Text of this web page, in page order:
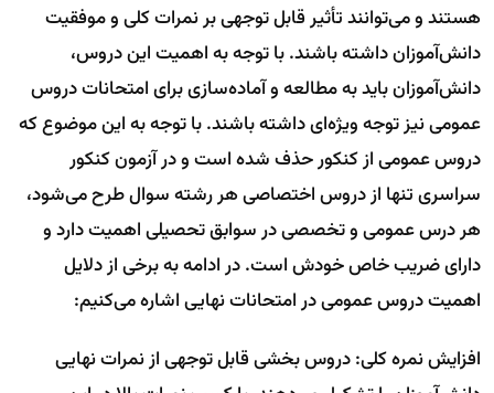
هستند و می‌توانند تأثیر قابل توجهی بر نمرات کلی و موفقیت
دانش‌آموزان داشته باشند. با توجه به اهمیت این دروس،
دانش‌آموزان باید به مطالعه و آماده‌سازی برای امتحانات دروس
عمومی نیز توجه ویژه‌ای داشته باشند. با توجه به این موضوع که
دروس عمومی از کنکور حذف شده است و در آزمون کنکور
سراسری تنها از دروس اختصاصی هر رشته سوال طرح می‌شود،
هر درس عمومی و تخصصی در سوابق تحصیلی اهمیت دارد و
دارای ضریب خاص خودش است. در ادامه به برخی از دلایل
اهمیت دروس عمومی در امتحانات نهایی اشاره می‌کنیم:
افزایش نمره کلی: دروس بخشی قابل توجهی از نمرات نهایی